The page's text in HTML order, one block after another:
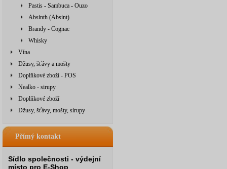
Pastis - Sambuca - Ouzo
Absinth (Absint)
Brandy - Cognac
Whisky
Vína
Džusy, šťávy a mošty
Doplňkové zboží - POS
Nealko - sirupy
Doplňkové zboží
Džusy, šťávy, mošty, sirupy
Přímý kontakt
Sídlo společnosti - výdejní
místo pro E-Shop